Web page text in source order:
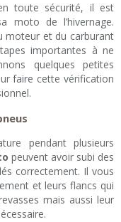
toute sécurité, il est
moto de l’hivernage.
moteur et du carburant
importantes à ne
quelques petites
faire cette vérification
pendant plusieurs
peuvent avoir subi des
correctement. Il vous
et leurs flancs qui
mais aussi leur